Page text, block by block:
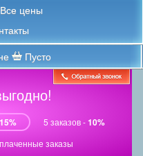
Все цены
Пусто
15% 5 заказов -10%
заказы